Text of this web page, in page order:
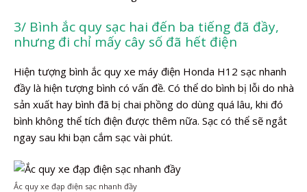
3/ Bình ắc quy sạc hai đến ba tiếng đã đầy,
nhưng đi chỉ mấy cây số đã hết điện
Hiện tượng bình ắc quy xe máy điện Honda H12 sạc nhanh
đầy là hiện tượng bình có vấn đề. Có thể do bình bị lỗi do nhà
sản xuất hay bình đã bị chai phồng do dùng quá lâu, khi đó
bình không thể tích điện được thêm nữa. Sạc có thể sẽ ngắt
ngay sau khi bạn cắm sạc vài phút.
Ắc quy xe đạp điện sạc nhanh đầy